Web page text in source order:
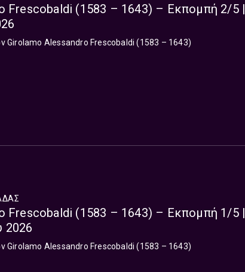
Frescobaldi (1583 – 1643) – Εκπομπή 2/5 |
Girolamo Alessandro Frescobaldi (1583 – 1643)
Frescobaldi (1583 – 1643) – Εκπομπή 1/5 |
2026
Girolamo Alessandro Frescobaldi (1583 – 1643)